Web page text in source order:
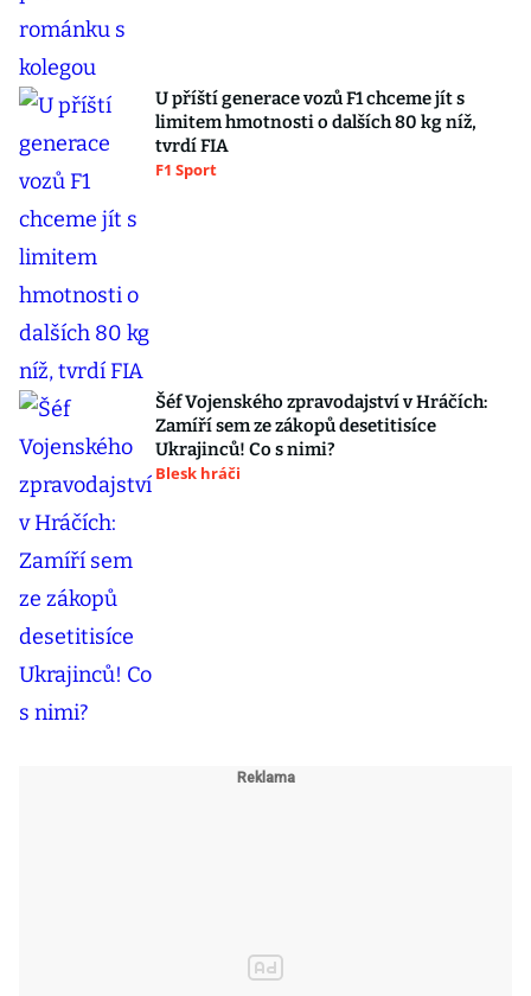
U příští generace vozů F1 chceme jít s
limitem hmotnosti o dalších 80 kg níž,
tvrdí FIA
F1 Sport
Šéf Vojenského zpravodajství v Hráčích:
Zamíří sem ze zákopů desetitisíce
Ukrajinců! Co s nimi?
Blesk hráči